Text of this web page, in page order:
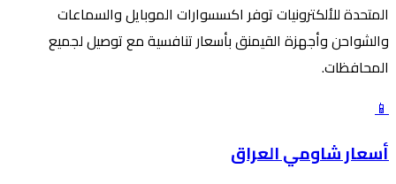
المتحدة للألكترونيات توفر اكسسوارات الموبايل والسماعات
والشواحن وأجهزة القيمنق بأسعار تنافسية مع توصيل لجميع
المحافظات.
📱
أسعار شاومي العراق